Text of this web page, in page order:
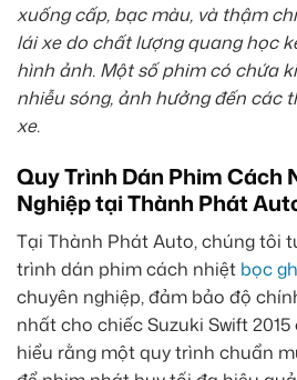
xuống cấp, bạc màu, và thậm
lái xe do chất lượng quang học
hình ảnh. Một số phim có chứa
nhiễu sóng, ảnh hưởng đến các
xe.
Quy Trình Dán Phim Cách
Nghiệp tại Thành Phát
Tại Thành Phát Auto, chúng tôi
trình dán phim cách nhiệt bọc
chuyên nghiệp, đảm bảo độ
nhất cho chiếc Suzuki Swift
hiểu rằng một quy trình chuẩn